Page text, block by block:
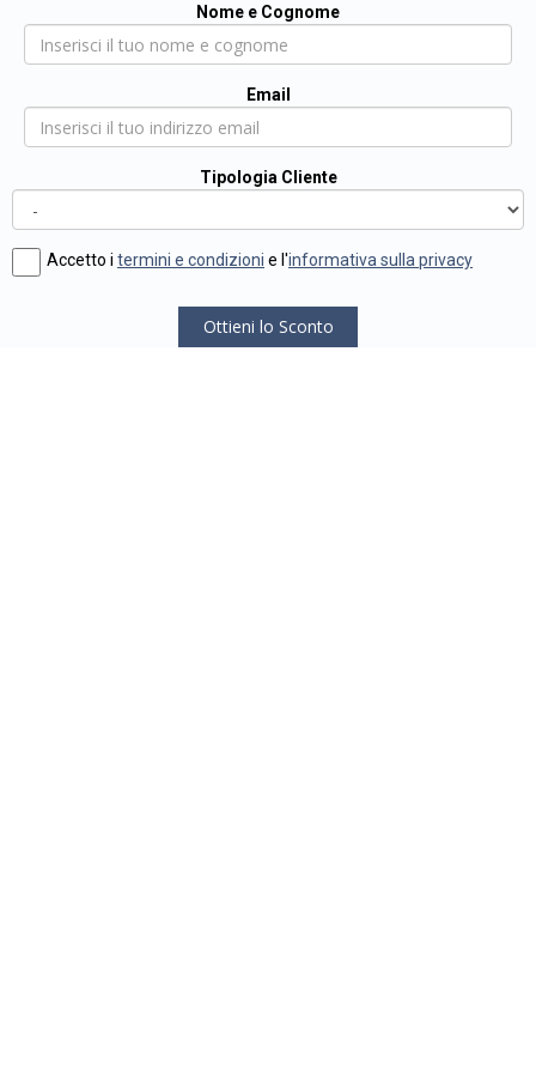
Nome e Cognome
Email
Tipologia Cliente
Accetto i termini e condizioni e l'informativa sulla privacy
Ottieni lo Sconto